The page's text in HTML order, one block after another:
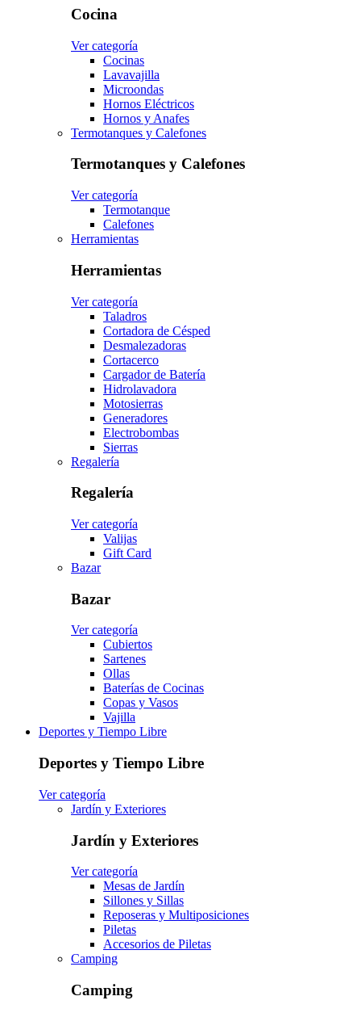
Cocina
Ver categoría
Cocinas
Lavavajilla
Microondas
Hornos Eléctricos
Hornos y Anafes
Termotanques y Calefones
Termotanques y Calefones
Ver categoría
Termotanque
Calefones
Herramientas
Herramientas
Ver categoría
Taladros
Cortadora de Césped
Desmalezadoras
Cortacerco
Cargador de Batería
Hidrolavadora
Motosierras
Generadores
Electrobombas
Sierras
Regalería
Regalería
Ver categoría
Valijas
Gift Card
Bazar
Bazar
Ver categoría
Cubiertos
Sartenes
Ollas
Baterías de Cocinas
Copas y Vasos
Vajilla
Deportes y Tiempo Libre
Deportes y Tiempo Libre
Ver categoría
Jardín y Exteriores
Jardín y Exteriores
Ver categoría
Mesas de Jardín
Sillones y Sillas
Reposeras y Multiposiciones
Piletas
Accesorios de Piletas
Camping
Camping